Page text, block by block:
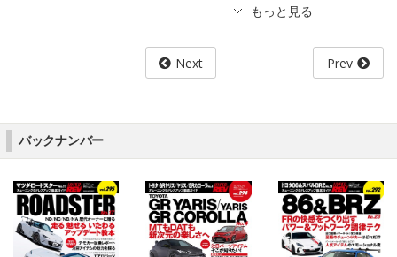
Next Prev
バックナンバー